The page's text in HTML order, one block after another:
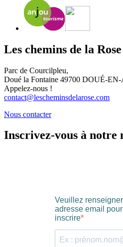
Les chemins de la Rose
Parc de Courcilpleu,
Doué la Fontaine 49700 DOUÉ-
Appelez-nous !
contact@lescheminsdelarose.com
Nous contacter
Inscrivez-vous à notre